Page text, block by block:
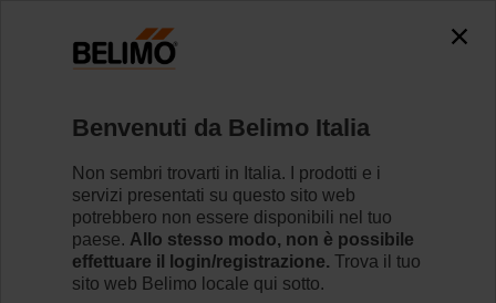
News
New Advanced Butterfly Valve
Technology for HVAC
Applications
Benvenuti da Belimo Italia
Non sembri trovarti in Italia. I prodotti e i
servizi presentati su questo sito web
potrebbero non essere disponibili nel tuo
paese. Allo stesso modo, non è possibile
effettuare il login/registrazione. Trova il tuo
sito web Belimo locale qui sotto.